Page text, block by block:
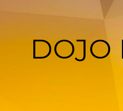
DOJO